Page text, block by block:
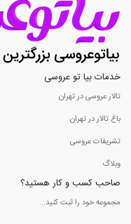
خدمات بیا تو عروسی
تالار عروسی در تهران
باغ تالار در تهران
تشریفات عروسی
وبلاگ
صاحب کسب و کار هستید؟
مجموعه خود را ثبت کنید...